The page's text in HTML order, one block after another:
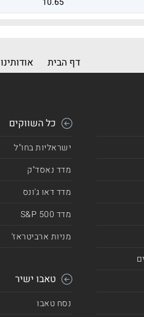
דף הבית אודותינו
כל השווקים
ישראליות בחו"ל
מדד נאסד"ק
מדד דאו ג'ונס
מדד 500 S&P
מניות ארביטראז'
טאבו ישיר
נסח טאבו